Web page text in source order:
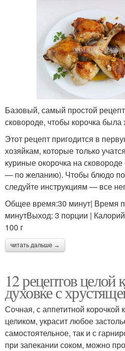
Базовый, самый простой
сковороде, чтобы корочка
Этот рецепт пригодится в
хозяйкам, которые только
куриные окорочка на
— по желанию). Чтобы блюдо
следуйте инструкциям — все
Общее время:30 минут| Время
минутВыход: 3 порции |
100 г
читать дальше →
12 рецептов целой
духовке с
Сочная, с аппетитной корочкой
целиком, украсит любое
самостоятельное, так и с
при запекании соком, можно